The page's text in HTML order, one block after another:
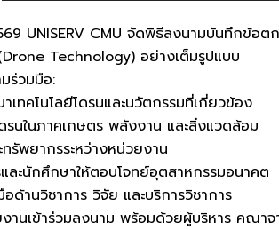
UNISERV CMU จัดพิธีลงนามบันทึกข้อ
Technology) อย่างเต็มรูปแบบ
ร่วมมือ:
เทคโนโลยีโดรนและนวัตกรรมที่เกี่ยวข้อง
รนในภาคเกษตร พลังงาน และสิ่งแวดล้อม
รัพยากรระหว่างหน่วยงาน
ะนักศึกษาให้ตอบโจทย์อุตสาหกรรมอนาคต
อด้านวิชาการ วิจัย และบริการวิชาการ
านเข้าร่วมลงนาม พร้อมด้วยผู้บริหาร คณา